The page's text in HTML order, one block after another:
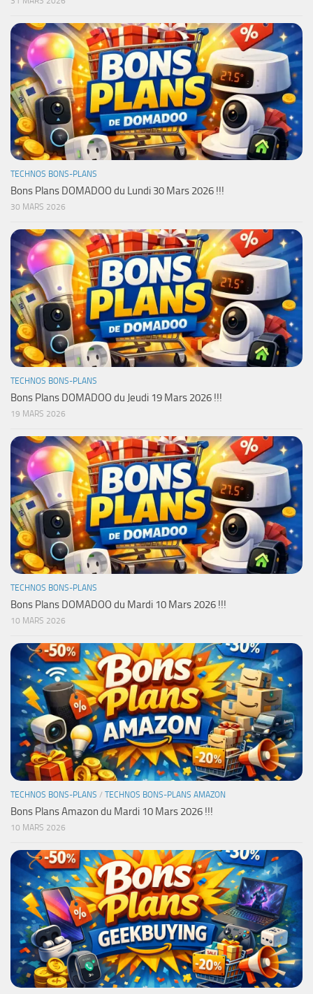
TECHNOS BONS-PLANS
Bons Plans DOMADOO du Lundi 30 Mars 2026 !!!
30 MARS 2026
TECHNOS BONS-PLANS
Bons Plans DOMADOO du Jeudi 19 Mars 2026 !!!
19 MARS 2026
TECHNOS BONS-PLANS
Bons Plans DOMADOO du Mardi 10 Mars 2026 !!!
10 MARS 2026
TECHNOS BONS-PLANS / TECHNOS BONS-PLANS AMAZON
Bons Plans Amazon du Mardi 10 Mars 2026 !!!
10 MARS 2026